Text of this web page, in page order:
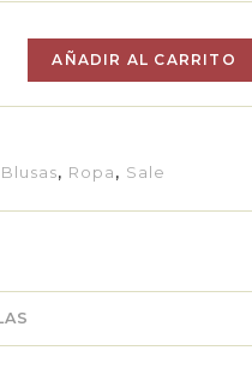
AÑADIR AL CARRITO
Blusas, Ropa, Sale